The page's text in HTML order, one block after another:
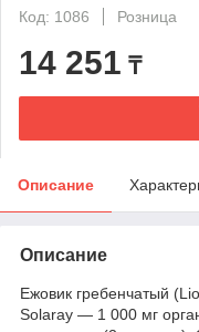
Код: 1086
Розница
14 251 ₸
Описание
Описание
Ежовик гребенчатый
Solaray — 1 000 мг